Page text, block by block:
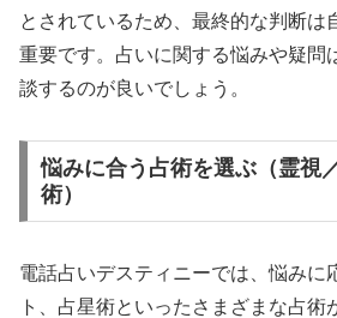
とされているため、最終的な判断は
重要です。占いに関する悩みや疑問
談するのが良いでしょう。
悩みに合う占術を選ぶ（霊視
術）
電話占いデスティニーでは、悩みに
ト、占星術といったさまざまな占術